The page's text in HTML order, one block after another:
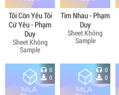
Tôi Còn Yêu Tôi
Cứ Yêu - Phạm
Duy
Sheet Không
Sample
Tìm Nhau - Phạm
Duy
Sheet Không
Sample
0
0
0
0